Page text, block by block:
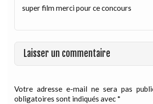
super film merci pour ce concours
Laisser un commentaire
Votre adresse e-mail ne sera pas
obligatoires sont indiqués avec *